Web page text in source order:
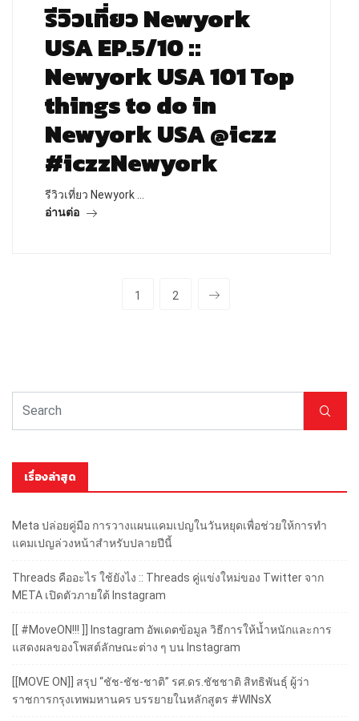
รีวิวเที่ยว Newyork
USA EP.5/10 ::
Newyork USA 101 Top
things to do in
Newyork USA @iczz
#iczzNewyork
รีวิวเที่ยว Newyork …
อ่านต่อ
1 2
เรื่องล่าสุด
Meta ปล่อยคู่มือ การวางแผนแคมเปญในวันหยุดเพื่อช่วยให้การทำ
แคมเปญล่วงหน้าสำหรับปลายปีนี้
Threads คืออะไร ใช้ยังไง :: Threads คู่แข่งใหม่ของ Twitter จาก
META เปิดตัวภายใต้ Instagram
[[ #MoveON!!! ]] Instagram อัพเดตข้อมูล วิธีการให้น้ำหนักและการ
แสดงผลของโพสต์ลักษณะต่าง ๆ บน Instagram
[[MOVE ON]] สรุป “ชัช-ชัช-ชาติ” รศ.ดร.ชัชชาติ สิทธิพันธุ์ ผู้ว่า
ราชการกรุงเทพมหานคร บรรยายในหลักสูตร #WINsX